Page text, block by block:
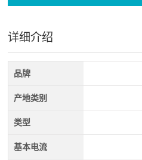
详细介绍
品牌
产地类别
类型
基本电流